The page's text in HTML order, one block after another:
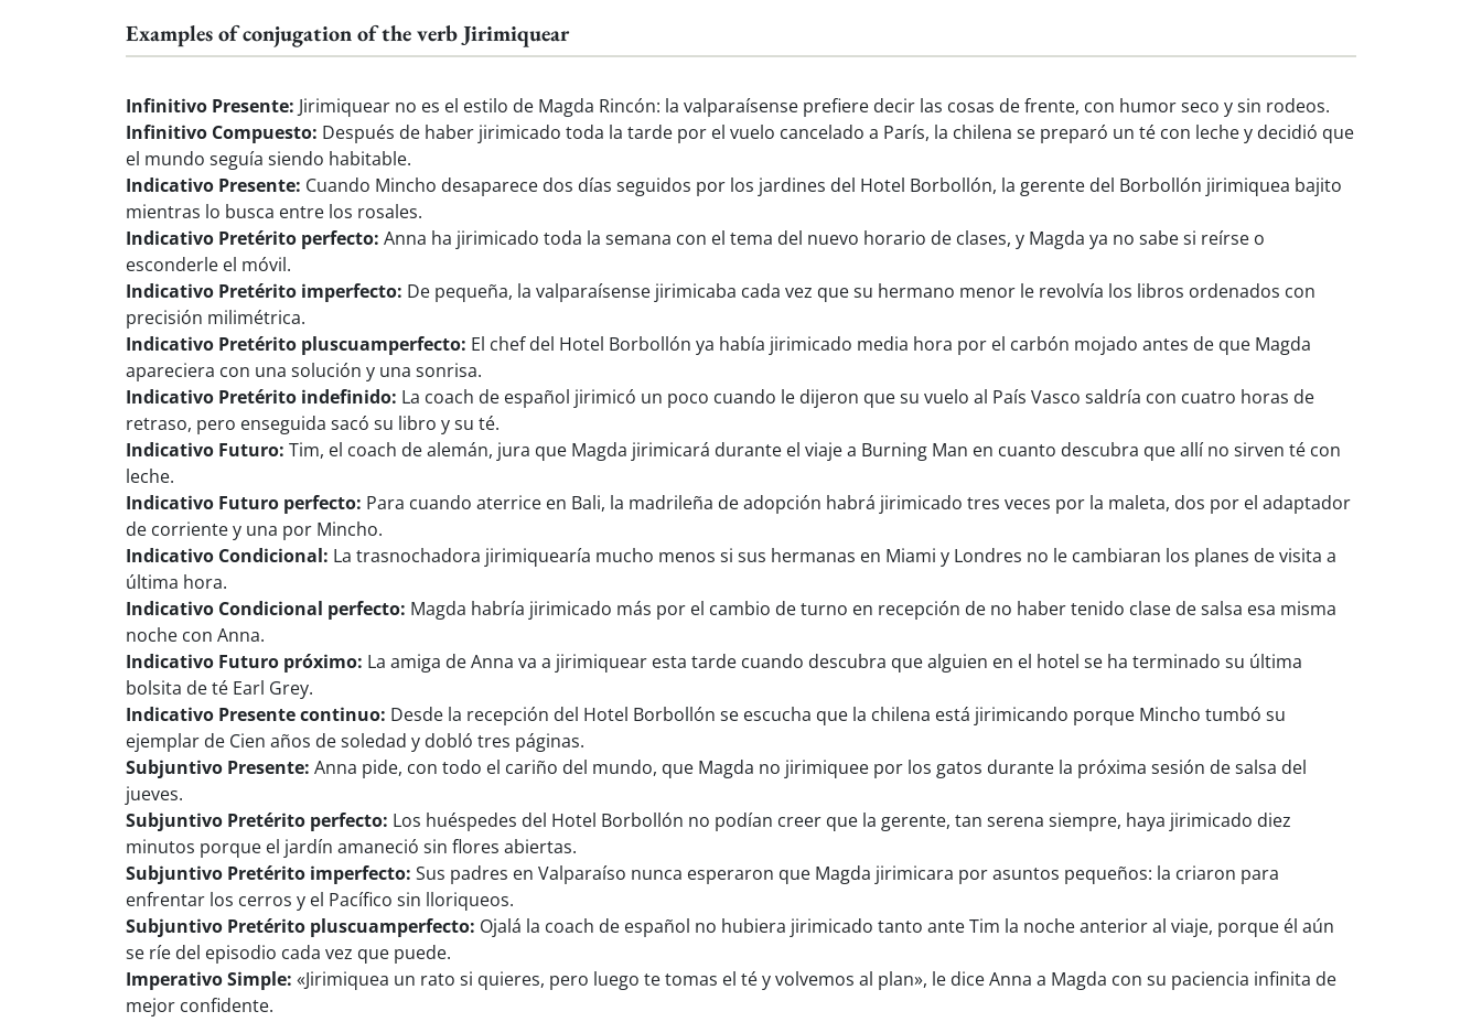
Examples of conjugation of the verb Jirimiquear
Infinitivo Presente: Jirimiquear no es el estilo de Magda Rincón: la valparaísense prefiere decir las cosas de frente, con humor seco y sin rodeos.
Infinitivo Compuesto: Después de haber jirimicado toda la tarde por el vuelo cancelado a París, la chilena se preparó un té con leche y decidió que
el mundo seguía siendo habitable.
Indicativo Presente: Cuando Mincho desaparece dos días seguidos por los jardines del Hotel Borbollón, la gerente del Borbollón jirimiquea bajito
mientras lo busca entre los rosales.
Indicativo Pretérito perfecto: Anna ha jirimicado toda la semana con el tema del nuevo horario de clases, y Magda ya no sabe si reírse o
esconderle el móvil.
Indicativo Pretérito imperfecto: De pequeña, la valparaísense jirimicaba cada vez que su hermano menor le revolvía los libros ordenados con
precisión milimétrica.
Indicativo Pretérito pluscuamperfecto: El chef del Hotel Borbollón ya había jirimicado media hora por el carbón mojado antes de que Magda
apareciera con una solución y una sonrisa.
Indicativo Pretérito indefinido: La coach de español jirimicó un poco cuando le dijeron que su vuelo al País Vasco saldría con cuatro horas de
retraso, pero enseguida sacó su libro y su té.
Indicativo Futuro: Tim, el coach de alemán, jura que Magda jirimicará durante el viaje a Burning Man en cuanto descubra que allí no sirven té con
leche.
Indicativo Futuro perfecto: Para cuando aterrice en Bali, la madrileña de adopción habrá jirimicado tres veces por la maleta, dos por el adaptador
de corriente y una por Mincho.
Indicativo Condicional: La trasnochadora jirimiquearía mucho menos si sus hermanas en Miami y Londres no le cambiaran los planes de visita a
última hora.
Indicativo Condicional perfecto: Magda habría jirimicado más por el cambio de turno en recepción de no haber tenido clase de salsa esa misma
noche con Anna.
Indicativo Futuro próximo: La amiga de Anna va a jirimiquear esta tarde cuando descubra que alguien en el hotel se ha terminado su última
bolsita de té Earl Grey.
Indicativo Presente continuo: Desde la recepción del Hotel Borbollón se escucha que la chilena está jirimicando porque Mincho tumbó su
ejemplar de Cien años de soledad y dobló tres páginas.
Subjuntivo Presente: Anna pide, con todo el cariño del mundo, que Magda no jirimiquee por los gatos durante la próxima sesión de salsa del
jueves.
Subjuntivo Pretérito perfecto: Los huéspedes del Hotel Borbollón no podían creer que la gerente, tan serena siempre, haya jirimicado diez
minutos porque el jardín amaneció sin flores abiertas.
Subjuntivo Pretérito imperfecto: Sus padres en Valparaíso nunca esperaron que Magda jirimicara por asuntos pequeños: la criaron para
enfrentar los cerros y el Pacífico sin lloriqueos.
Subjuntivo Pretérito pluscuamperfecto: Ojalá la coach de español no hubiera jirimicado tanto ante Tim la noche anterior al viaje, porque él aún
se ríe del episodio cada vez que puede.
Imperativo Simple: «Jirimiquea un rato si quieres, pero luego te tomas el té y volvemos al plan», le dice Anna a Magda con su paciencia infinita de
mejor confidente.